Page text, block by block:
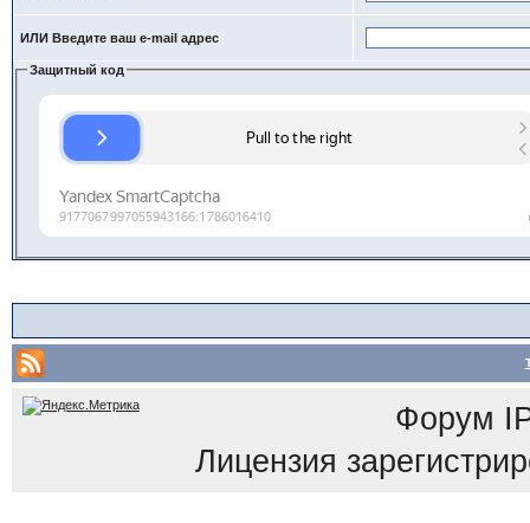
ИЛИ Введите ваш e-mail адрес
Защитный код
Форум
Лицензия